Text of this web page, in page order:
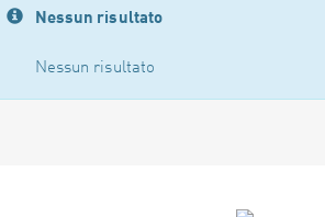
Nessun risultato
Nessun risultato